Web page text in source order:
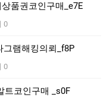
품권코인구매_e7E
0
그램해킹의뢰_f8P
0
트코인구매 _s0F